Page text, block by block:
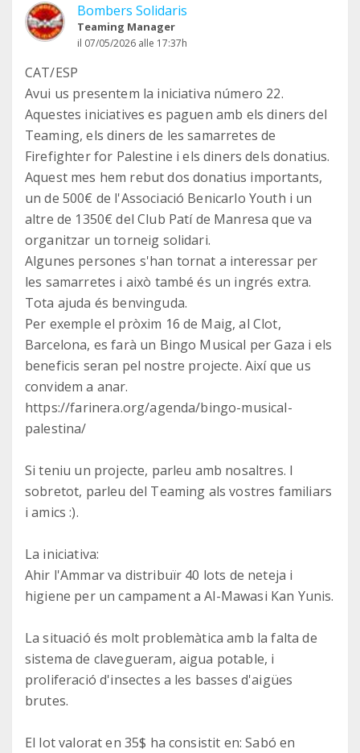
Bombers Solidaris
Teaming Manager
il 07/05/2026 alle 17:37h
CAT/ESP
Avui us presentem la iniciativa número 22.
Aquestes iniciatives es paguen amb els diners del
Teaming, els diners de les samarretes de
Firefighter for Palestine i els diners dels donatius.
Aquest mes hem rebut dos donatius importants,
un de 500€ de l'Associació Benicarlo Youth i un
altre de 1350€ del Club Patí de Manresa que va
organitzar un torneig solidari.
Algunes persones s'han tornat a interessar per
les samarretes i això també és un ingrés extra.
Tota ajuda és benvinguda.
Per exemple el pròxim 16 de Maig, al Clot,
Barcelona, es farà un Bingo Musical per Gaza i els
beneficis seran pel nostre projecte. Així que us
convidem a anar.
https://farinera.org/agenda/bingo-musical-
palestina/
Si teniu un projecte, parleu amb nosaltres. I
sobretot, parleu del Teaming als vostres familiars
i amics :).
La iniciativa:
Ahir l'Ammar va distribuïr 40 lots de neteja i
higiene per un campament a Al-Mawasi Kan Yunis.
La situació és molt problemàtica amb la falta de
sistema de clavegueram, aigua potable, i
proliferació d'insectes a les basses d'aigües
brutes.
El lot valorat en 35$ ha consistit en: Sabó en